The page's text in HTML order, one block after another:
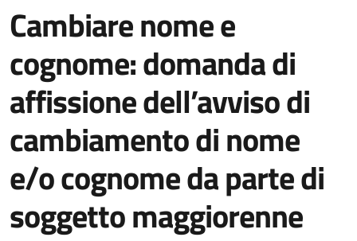
Cambiare nome e
cognome: domanda di
affissione dell’avviso di
cambiamento di nome
e/o cognome da parte di
soggetto maggiorenne